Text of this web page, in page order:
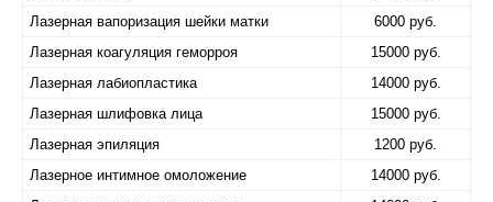
Лазерная вапоризация шейки матки
6000 руб.
Лазерная коагуляция геморроя
15000 руб.
Лазерная лабиопластика
14000 руб.
Лазерная шлифовка лица
15000 руб.
Лазерная эпиляция
1200 руб.
Лазерное интимное омоложение
14000 руб.